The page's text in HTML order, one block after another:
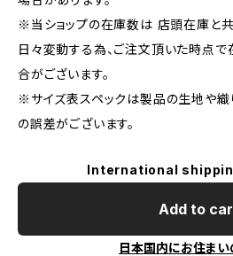
※当ショップの在庫数は 店頭在庫と共
日々変動する為、ご注文頂いた時点
合がございます。
※サイズ表スペックは製品の生地や織
の誤差がございます。
International
Add to
日本国内にお住まい